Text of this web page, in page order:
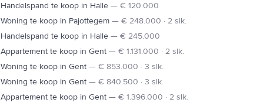
Handelspand te koop in Halle —€ 120.000
Woning te koop in Pajottegem —€ 248.000 · 2 slk.
Handelspand te koop in Halle —€ 245.000
Appartement te koop in Gent —€ 1.131.000 · 2 slk.
Woning te koop in Gent —€ 853.000 · 3 slk.
Woning te koop in Gent —€ 840.500 · 3 slk.
Appartement te koop in Gent —€ 1.396.000 · 2 slk.